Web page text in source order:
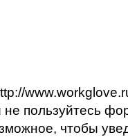
не пользуйтесь
чтобы